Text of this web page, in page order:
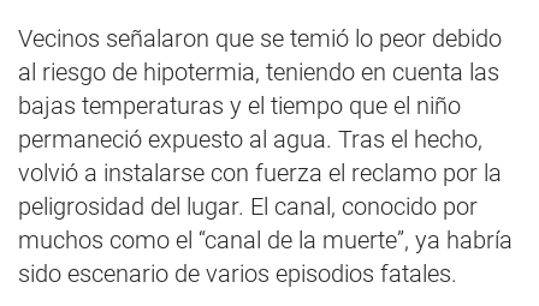
Vecinos señalaron que se temió lo peor debido
al riesgo de hipotermia, teniendo en cuenta las
bajas temperaturas y el tiempo que el niño
permaneció expuesto al agua. Tras el hecho,
volvió a instalarse con fuerza el reclamo por la
peligrosidad del lugar. El canal, conocido por
muchos como el “canal de la muerte”, ya habría
sido escenario de varios episodios fatales.